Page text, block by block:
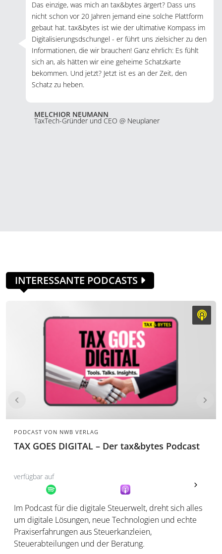
Das einzige, was mich an tax&bytes ärgert? Dass uns
nicht schon vor 20 Jahren jemand eine solche Plattform
gebaut hat. tax&bytes ist wie der ultimative Kompass im
Digitalisierungsdschungel - er führt uns zielsicher zu den
Informationen, die wir brauchen! Ganz ehrlich: Es fühlt
sich an, als hätten wir eine geheime Schatzkarte
bekommen. Und jetzt? Jetzt ist es an der Zeit, den
Schatz zu heben.
MELCHIOR NEUMANN
TaxTech-Gründer und CEO @ Neuplaner
INTERESSANTE PODCASTS
PODCAST VON NWB VERLAG
TAX GOES DIGITAL – Der tax&bytes Podcast
verfügbar auf
Im Podcast für die digitale Steuerwelt, dreht sich alles
um digitale Lösungen, neue Technologien und echte
Praxiserfahrungen aus Steuerkanzleien,
Steuerabteilungen und der Beratung.